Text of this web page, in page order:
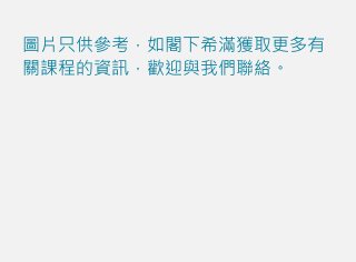
圖片只供參考，如閣下希滿獲取更多有
關課程的資訊，歡迎與我們聯絡。